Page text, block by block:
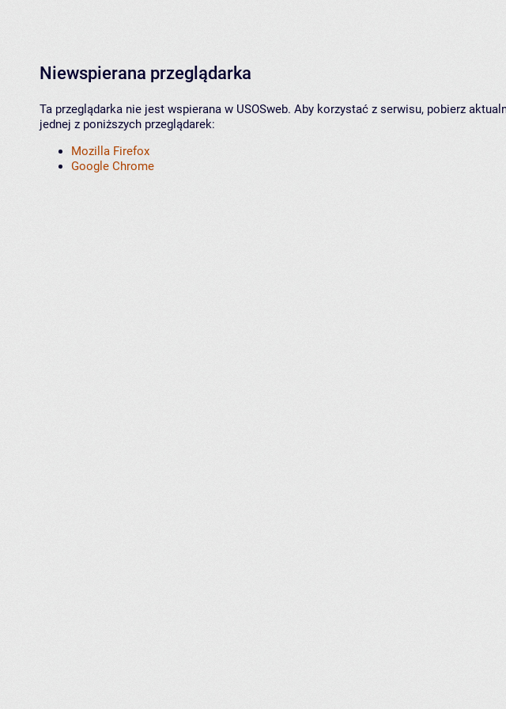
Niewspierana przeglądarka
Ta przeglądarka nie jest wspierana w USOSweb. Aby korzystać z serwisu, pobierz
jednej z poniższych przeglądarek:
Mozilla Firefox
Google Chrome